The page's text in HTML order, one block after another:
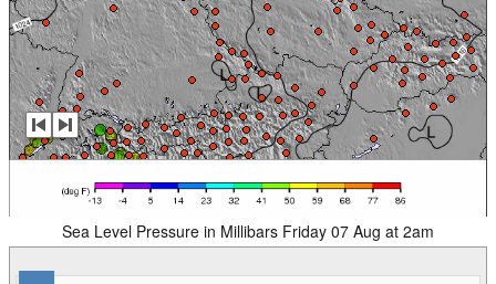
Sea Level Pressure in Millibars Friday 07 Aug at 2am